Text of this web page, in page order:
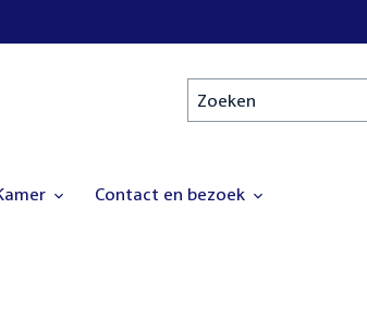
Zoeken
Contact en bezoek